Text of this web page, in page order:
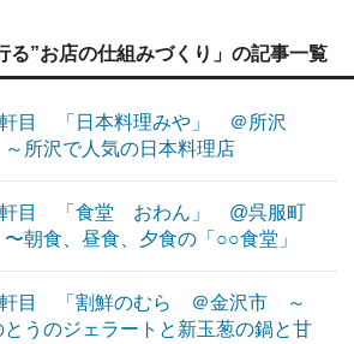
る”お店の仕組みづくり」の記事一覧
目 「日本料理みや」 ＠所沢
所沢で人気の日本料理店
軒目 「食堂 おわん」 @呉服町
朝食、昼食、夕食の「○○食堂」
目 「割鮮のむら ＠金沢市 ～
とうのジェラートと新玉葱の鍋と甘